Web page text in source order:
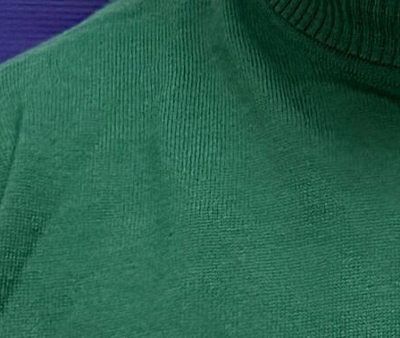
Видео
Новости
Спец. Проекты
Архив программы
Редакция
Мнения
Ред. совет
Контакты
Контактные телефоны
+7 (985) 774-61-56
Соц. сети
«Есть информация? Напишите нам анонимно в Telegram
МАКС или
info@moment-istini.ru
Все права на материалы, размещённые на медиапортале
moment-istini.ru, принадлежат Издательскому Дому «Момент
Истины» и охраняются в соответствии с законодательством
РФ. Использование материалов, размещённых
на медиапортале moment-istini.ru допускается только
с письменного разрешения правообладателя
или с обязательной прямой гиперссылкой на страницу,